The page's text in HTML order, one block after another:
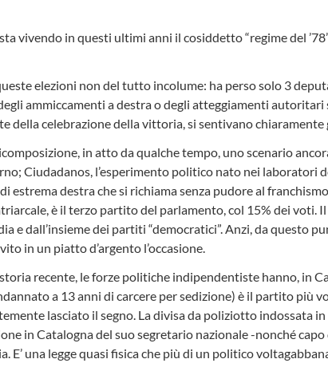
vivendo in questi ultimi anni il cosiddetto “regime del
elezioni non del tutto incolume: ha perso solo 3
ammiccamenti a destra o degli atteggiamenti autoritari
celebrazione della vittoria, si sentivano
in atto da qualche tempo, uno scenario
Ciudadanos, l’esperimento politico nato nei laboratori
destra che si richiama senza pudore al
è il terzo partito del parlamento, col 15% dei voti. Il
dall’insieme dei partiti “democratici”. Anzi, da questo
in un piatto d’argento l’occasione.
recente, le forze politiche indipendentiste hanno, in
a 13 anni di carcere per sedizione) è il partito più
lasciato il segno. La divisa da poliziotto indossata
in Catalogna del suo segretario nazionale -nonché
una legge quasi fisica che più di un politico